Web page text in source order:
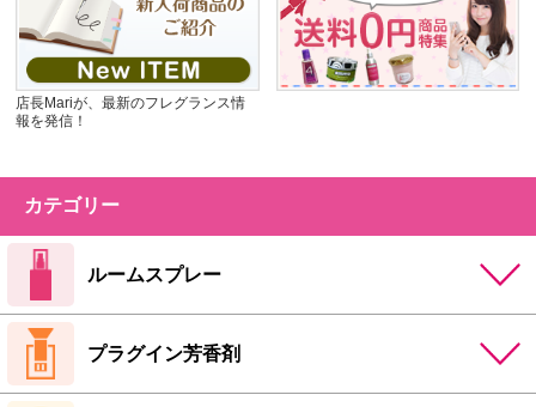
店長Mariが、最新のフレグランス情
報を発信！
カテゴリー
ルームスプレー
プラグイン芳香剤